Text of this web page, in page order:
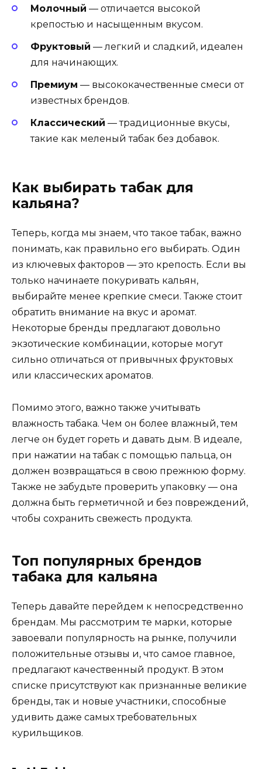
Молочный — отличается высокой
крепостью и насыщенным вкусом.
Фруктовый — легкий и сладкий, идеален
для начинающих.
Премиум — высококачественные смеси от
известных брендов.
Классический — традиционные вкусы,
такие как меленый табак без добавок.
Как выбирать табак для
кальяна?
Теперь, когда мы знаем, что такое табак, важно
понимать, как правильно его выбирать. Один
из ключевых факторов — это крепость. Если вы
только начинаете покуривать кальян,
выбирайте менее крепкие смеси. Также стоит
обратить внимание на вкус и аромат.
Некоторые бренды предлагают довольно
экзотические комбинации, которые могут
сильно отличаться от привычных фруктовых
или классических ароматов.
Помимо этого, важно также учитывать
влажность табака. Чем он более влажный, тем
легче он будет гореть и давать дым. В идеале,
при нажатии на табак с помощью пальца, он
должен возвращаться в свою прежнюю форму.
Также не забудьте проверить упаковку — она
должна быть герметичной и без повреждений,
чтобы сохранить свежесть продукта.
Топ популярных брендов
табака для кальяна
Теперь давайте перейдем к непосредственно
брендам. Мы рассмотрим те марки, которые
завоевали популярность на рынке, получили
положительные отзывы и, что самое главное,
предлагают качественный продукт. В этом
списке присутствуют как признанные великие
бренды, так и новые участники, способные
удивить даже самых требовательных
курильщиков.